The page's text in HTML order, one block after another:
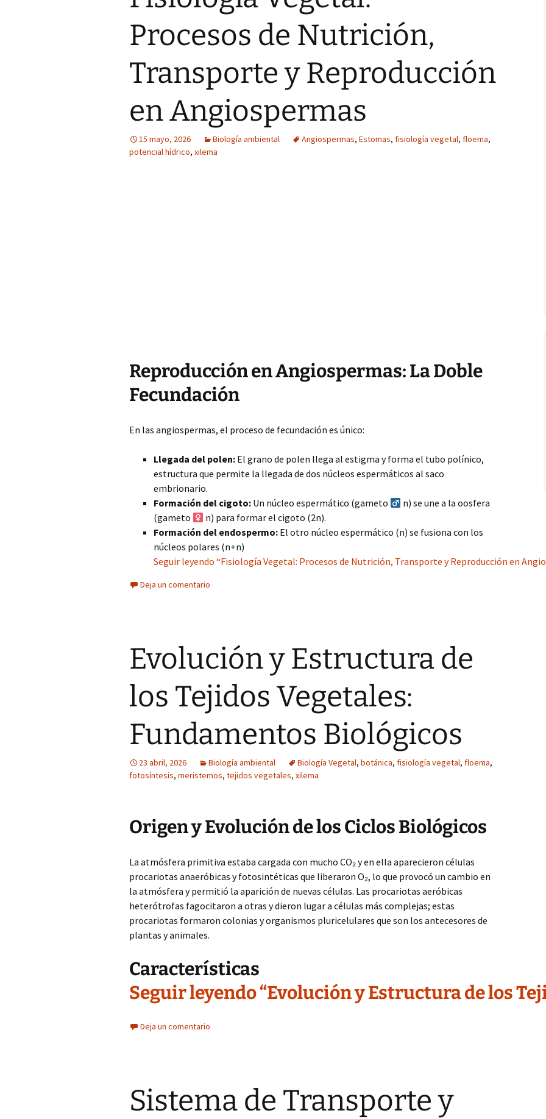
Procesos de Nutrición,
Transporte y Reproducción
en Angiospermas
15 mayo, 2026 Biología ambiental Angiospermas, Estomas, fisiología vegetal, floema,
potencial hídrico, xilema
Reproducción en Angiospermas: La Doble
Fecundación
En las angiospermas, el proceso de fecundación es único:
Llegada del polen: El grano de polen llega al estigma y forma el tubo polínico,
estructura que permite la llegada de dos núcleos espermáticos al saco
embrionario.
Formación del cigoto: Un núcleo espermático (gameto
n) se une a la oosfera
(gameto
n) para formar el cigoto (2n).
Formación del endospermo: El otro núcleo espermático (n) se fusiona con los
núcleos polares (n+n)
Seguir leyendo “Fisiología Vegetal: Procesos de Nutrición, Transporte y Reproducción en
Deja un comentario
Evolución y Estructura de
los Tejidos Vegetales:
Fundamentos Biológicos
23 abril, 2026 Biología ambiental Biología Vegetal, botánica, fisiología vegetal, floema,
fotosíntesis, meristemos, tejidos vegetales, xilema
Origen y Evolución de los Ciclos Biológicos
La atmósfera primitiva estaba cargada con mucho CO₂ y en ella aparecieron células
procariotas anaeróbicas y fotosintéticas que liberaron O₂, lo que provocó un cambio en
la atmósfera y permitió la aparición de nuevas células. Las procariotas aeróbicas
heterótrofas fagocitaron a otras y dieron lugar a células más complejas; estas
procariotas formaron colonias y organismos pluricelulares que son los antecesores de
plantas y animales.
Características
Seguir leyendo “Evolución y Estructura de los
Deja un comentario
Sistema de Transporte y